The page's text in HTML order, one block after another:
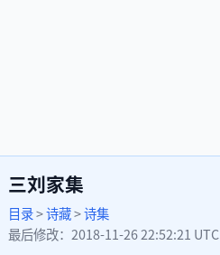
三刘家集
目录>诗藏>诗集
最后修改： 2018-11-26 22:52:21 UTC